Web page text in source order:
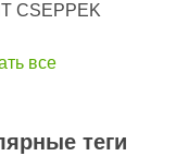
CSEPPEK
все
теги